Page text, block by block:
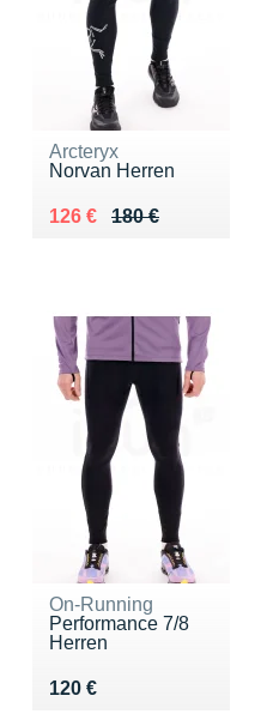
Arcteryx
Norvan Herren
180 €
Au lieu de 180 €
126 €
Vendu 126 €
On-Running
Performance 7/8
Herren
120 €
Vendu 120 €